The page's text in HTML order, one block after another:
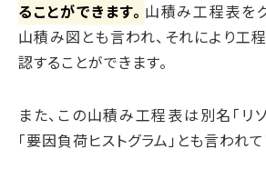
ることができます。 山積み工程表を
山積み図とも言われ、それにより工
認することができます。
また、この山積み工程表は別名「リ
「要因負荷ヒストグラム」とも言われて